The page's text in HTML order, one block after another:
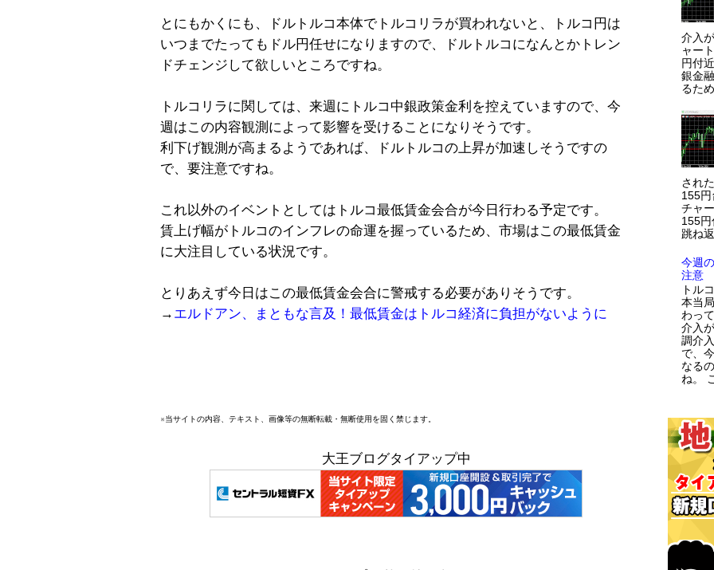
とにもかくにも、ドルトルコ本体でトルコリラが買われないと、トルコ円は
いつまでたってもドル円任せになりますので、ドルトルコになんとかトレン
ドチェンジして欲しいところですね。
トルコリラに関しては、来週にトルコ中銀政策金利を控えていますので、今
週はこの内容観測によって影響を受けることになりそうです。
利下げ観測が高まるようであれば、ドルトルコの上昇が加速しそうですの
で、要注意ですね。
これ以外のイベントとしてはトルコ最低賃金会合が今日行わる予定です。
賃上げ幅がトルコのインフレの命運を握っているため、市場はこの最低賃金
に大注目している状況です。
とりあえず今日はこの最低賃金会合に警戒する必要がありそうです。
→ エルドアン、まともな言及！最低賃金はトルコ経済に負担がないように
※当サイトの内容、テキスト、画像等の無断転載・無断使用を固く禁じます。
大王ブログタイアップ中
介入
ャー
円付
銀金
るた
され
155
チャ
155
跳ね
今週
注意
トル
本当
わっ
介入
調介
で、
なる
ね。